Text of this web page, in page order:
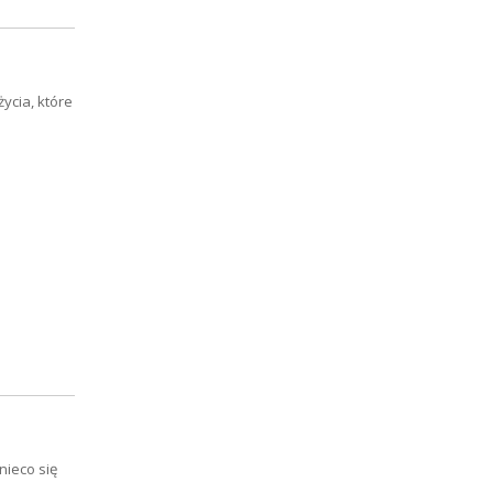
które
się